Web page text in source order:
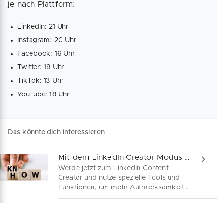
je nach Plattform:
LinkedIn: 21 Uhr
Instagram: 20 Uhr
Facebook: 16 Uhr
Twitter: 19 Uhr
TikTok: 13 Uhr
YouTube: 18 Uhr
Das könnte dich interessieren
Mit dem LinkedIn Creator Modus zu mehr Reichweite
Werde jetzt zum LinkedIn Content
Creator und nutze spezielle Tools und
Funktionen, um mehr Aufmerksamkeit
für dich und deine Marke zu generieren.